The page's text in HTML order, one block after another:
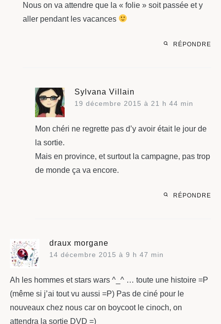
Nous on va attendre que la « folie » soit passée et y
aller pendant les vacances
RÉPONDRE
Sylvana Villain
19 décembre 2015 à 21 h 44 min
Mon chéri ne regrette pas d’y avoir était le jour de
la sortie.
Mais en province, et surtout la campagne, pas trop
de monde ça va encore.
RÉPONDRE
draux morgane
14 décembre 2015 à 9 h 47 min
Ah les hommes et stars wars ^_^ … toute une histoire =P
(même si j’ai tout vu aussi =P) Pas de ciné pour le
nouveaux chez nous car on boycoot le cinoch, on
attendra la sortie DVD =)